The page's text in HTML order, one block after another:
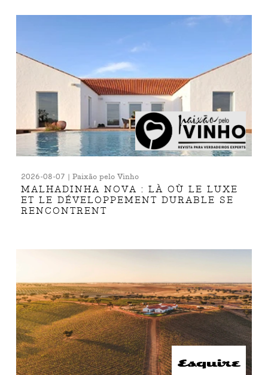
2026-08-07 | Paixão pelo Vinho
MALHADINHA NOVA : LÀ OÙ LE LUXE
ET LE DÉVELOPPEMENT DURABLE SE
RENCONTRENT